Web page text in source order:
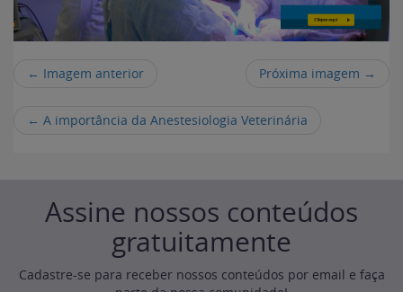
← Imagem anterior Próxima imagem →
← A importância da Anestesiologia Veterinária
Assine nossos conteúdos
gratuitamente
Cadastre-se para receber nossos conteúdos por email e faça